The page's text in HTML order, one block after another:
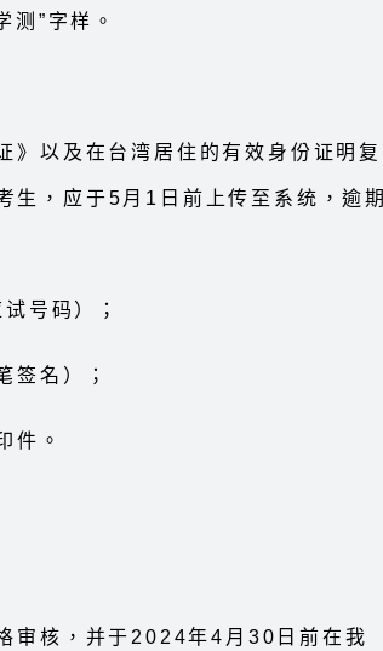
”字样。
》以及在台湾居住的有效身份证明复
生，应于5月1日前上传至系统，逾期
号码）；
签名）；
件。
审核，并于2024年4月30日前在我